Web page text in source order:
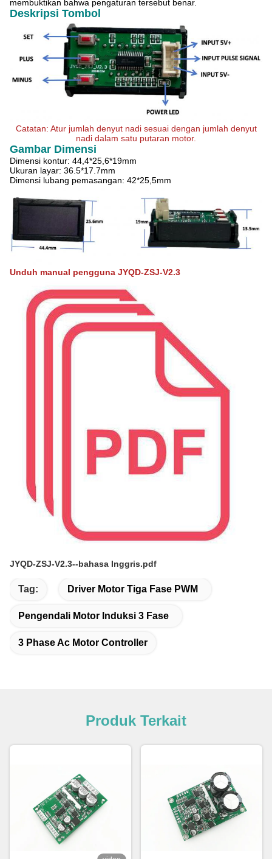
membuktikan bahwa pengaturan tersebut benar.
Deskripsi Tombol
Catatan: Atur jumlah denyut nadi sesuai dengan jumlah denyut
nadi dalam satu putaran motor.
Gambar Dimensi
Dimensi kontur: 44,4*25,6*19mm
Ukuran layar: 36.5*17.7mm
Dimensi lubang pemasangan: 42*25,5mm
Unduh manual pengguna JYQD-ZSJ-V2.3
JYQD-ZSJ-V2.3--bahasa Inggris.pdf
Tag: Driver Motor Tiga Fase PWM
Pengendali Motor Induksi 3 Fase
3 Phase Ac Motor Controller
Produk Terkait